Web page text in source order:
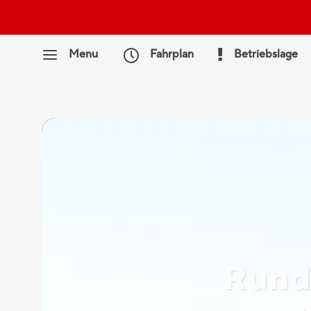
Menu Fahrplan Betriebslage